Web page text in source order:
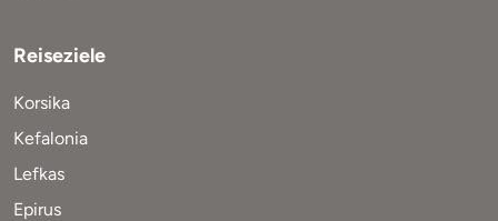
Reiseziele
Korsika
Kefalonia
Lefkas
Epirus